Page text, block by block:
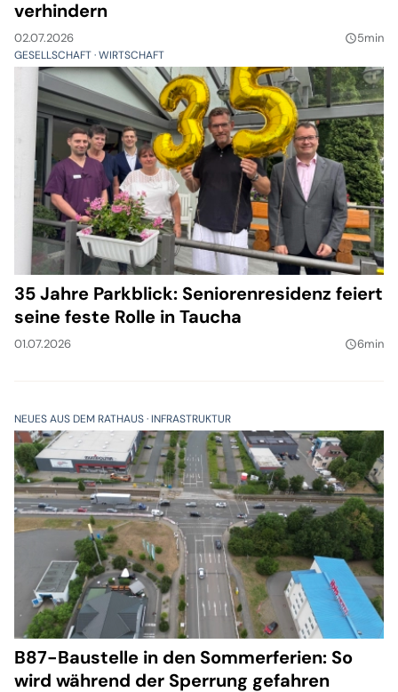
verhindern
02.07.2026 query_builder5min
GESELLSCHAFT WIRTSCHAFT
35 Jahre Parkblick: Seniorenresidenz feiert
seine feste Rolle in Taucha
01.07.2026 query_builder6min
NEUES AUS DEM RATHAUS INFRASTRUKTUR
B87-Baustelle in den Sommerferien: So
wird während der Sperrung gefahren